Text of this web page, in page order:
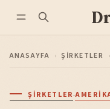
ANASAYFA › ŞIRKETLER ›
ŞIRKETLER·